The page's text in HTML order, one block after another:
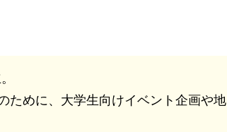
めに、大学生向けイベント企画や地